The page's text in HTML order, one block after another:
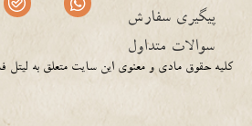
پیگیری سفارش
سوالات متداول
کلیه حقوق مادی و معنوی این سایت متعلق به